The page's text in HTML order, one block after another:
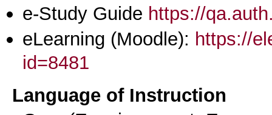
e-Study Guide https://
eLearning (Moodle): https://
id=8481
Language of Instruction